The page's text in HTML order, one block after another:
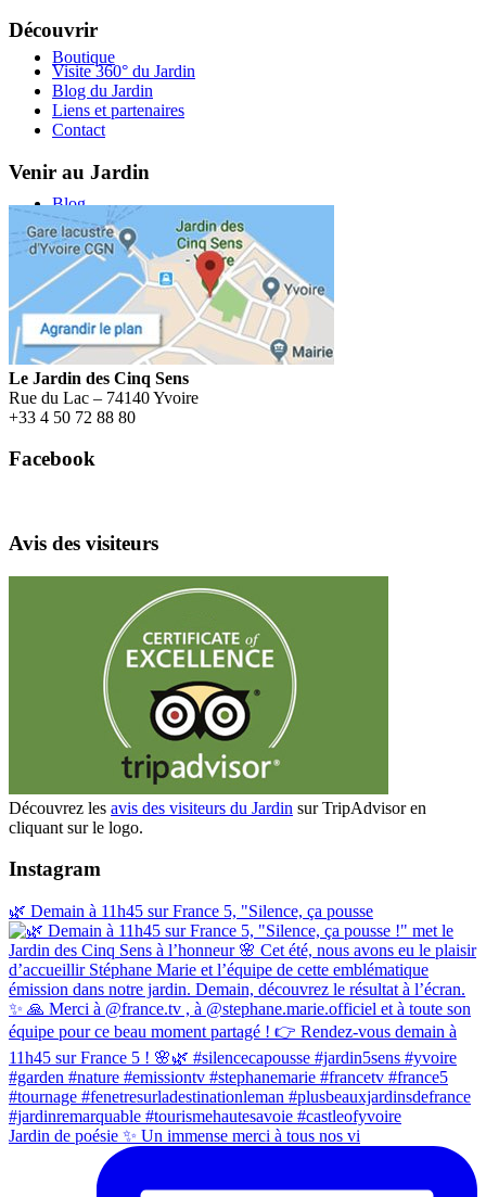
Boutique
Blog
Menu
Découvrir
Visite 360° du Jardin
Blog du Jardin
Liens et partenaires
Contact
Venir au Jardin
Le Jardin des Cinq Sens
Rue du Lac – 74140 Yvoire
+33 4 50 72 88 80
Facebook
Avis des visiteurs
Découvrez les avis des visiteurs du Jardin sur TripAdvisor en
cliquant sur le logo.
Instagram
🌿 Demain à 11h45 sur France 5, "Silence, ça pousse
Jardin de poésie ✨ Un immense merci à tous nos vi